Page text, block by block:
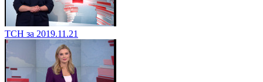
ТСН за 2019.11.21